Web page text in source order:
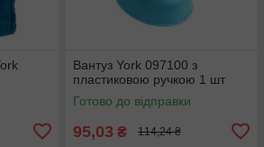
Вантуз York 097100 з
пластиковою ручкою 1 шт
Готово до відправки
95,03 ₴ 114,24 ₴